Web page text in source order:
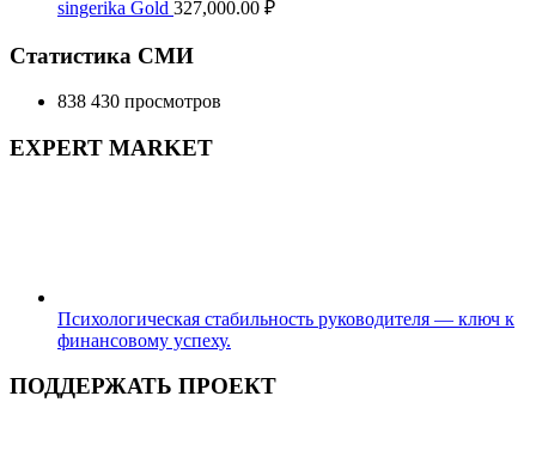
singerika Gold 327,000.00 ₽
Статистика СМИ
838 430 просмотров
EXPERT MARKET
Психологическая стабильность руководителя — ключ к
финансовому успеху.
ПОДДЕРЖАТЬ ПРОЕКТ